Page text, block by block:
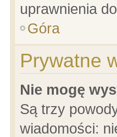
uprawnienia
Góra
Prywatne
Nie mogę
Są trzy
wiadomości: